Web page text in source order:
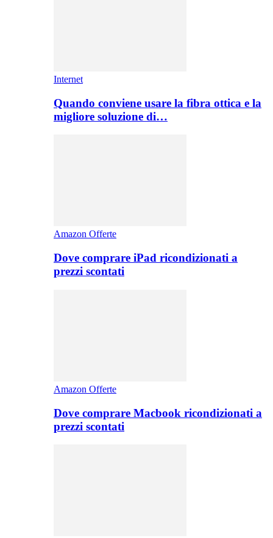
Internet
Quando conviene usare la fibra ottica e la
migliore soluzione di…
Amazon Offerte
Dove comprare iPad ricondizionati a
prezzi scontati
Amazon Offerte
Dove comprare Macbook ricondizionati a
prezzi scontati